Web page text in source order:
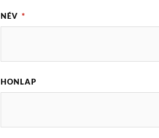
NÉV *
HONLAP